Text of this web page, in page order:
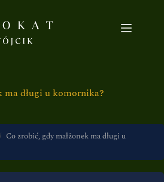
ma długi u komornika?
/ Co zrobić, gdy małżonek ma długi u